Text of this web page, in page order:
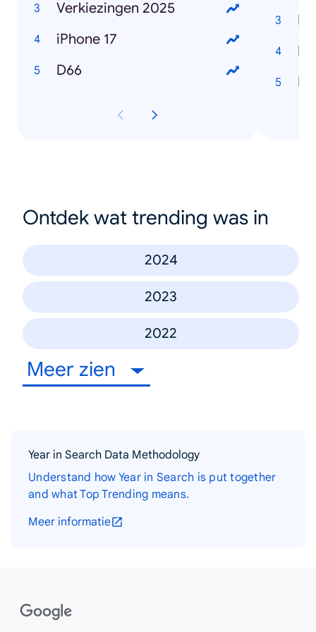
Verkiezingen 2025
iPhone 17
D66
Ontdek wat trending was in
2024
2023
2022
Meer zien
Year in Search Data Methodology
Understand how Year in Search is put together
and what Top Trending means.
Meer informatie